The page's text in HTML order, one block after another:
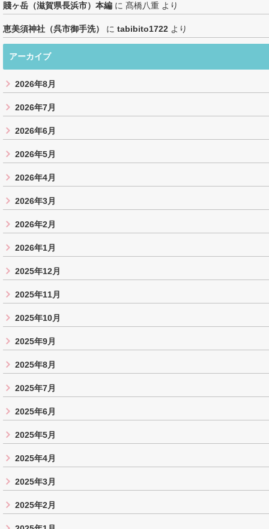
賤ヶ岳（滋賀県長浜市）本編 に 髙橋八重 より
恵美須神社（呉市御手洗） に tabibito1722 より
アーカイブ
2026年8月
2026年7月
2026年6月
2026年5月
2026年4月
2026年3月
2026年2月
2026年1月
2025年12月
2025年11月
2025年10月
2025年9月
2025年8月
2025年7月
2025年6月
2025年5月
2025年4月
2025年3月
2025年2月